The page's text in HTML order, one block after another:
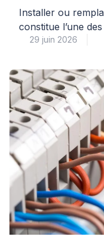
support bloque
Installer ou
constitue l’une
plus courantes,
fixation. Lorsque
que le système
incompréhensible
vous inquiète, il
[…]
29 juin 2026